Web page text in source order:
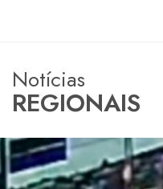
Notícias
REGIONAIS